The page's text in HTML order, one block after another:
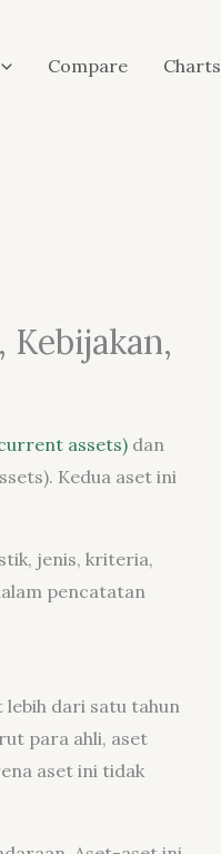
Compare Charts
assets)dan
Kedua aset ini
jenis, kriteria,
pencatatan
lebih dari satu tahun
para ahli, aset
aset ini tidak